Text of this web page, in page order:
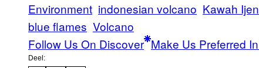
Environment indonesian volcano Kawah Ijen
blue flames Volcano
Follow Us On Discover Make Us Preferred
Deel: